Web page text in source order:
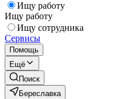
Ищу работу
Ищу работу
Ищу сотрудника
Сервисы
Помощь
Ещё
Поиск
Береславка